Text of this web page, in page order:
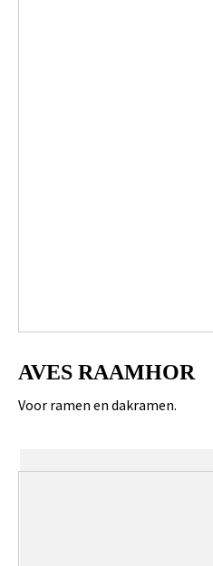
AVES RAAMHOR
Voor ramen en dakramen.